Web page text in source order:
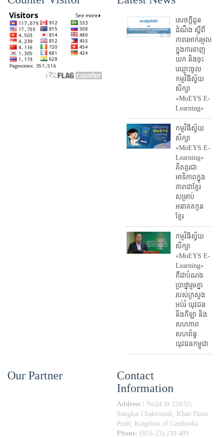
សេចក្តីជូន
ដំណឹង ស្តី​ពី
ភាព​រអាក់រអួល​
ក្នុងការ​ទាញ​
យក និង​ចុះ​
ឈ្មោះ​ចូល​
កម្មវិធី​ស្វ័យ
សិក្សា
«MoEYS E-
Learning»
កម្មវិធីស្វ័យ
សិក្សា
«MoEYS E-
Learning»
គិតគូរជា
អាទិភាពក្នុង
ភាពជាខ្មែរ
សម្រាប់
អនាគតកូន
ខ្មែរ
កម្មវិធីស្វ័យ
សិក្សា
«MoEYS E-
Learning»
គឺជាបំណង
ប្រាថ្នារួមគ្នា
របស់ក្រសួង
អប់រំ​ យុវជន
និងកីឡា និង
សហភាព
សហព័ន្ធ
យុវជនកម្ពុជា
Our Partner
Contact
Information
Address : No24 St.228/55;
Sangkat Chaktomuk; Khan Daun
Penh; Kingdom of Cambodia.
Phone: (855-23) 210 489